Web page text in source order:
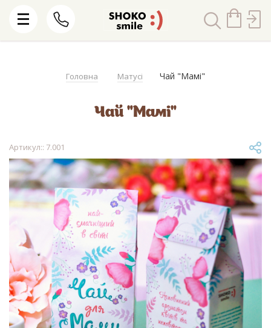
Головна Матусі Чай "Мамі"
Чай "Мамі"
Артикул:: 7.001